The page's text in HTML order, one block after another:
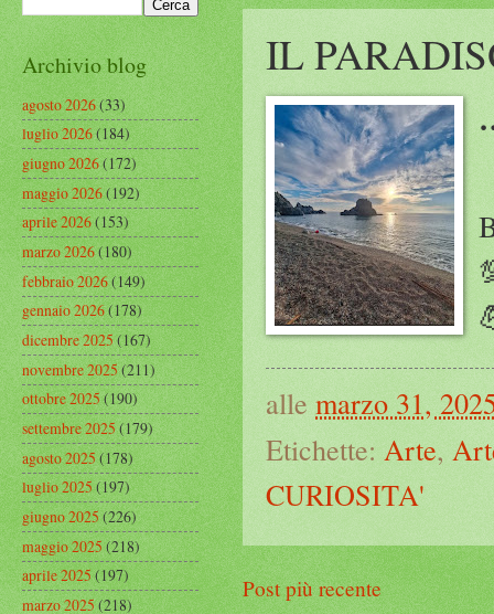
IL
alle marzo 31,
Etichette: Arte,
CURIOSITA'
Post più recente
Archivio blog
agosto 2026(33)
luglio 2026(184)
giugno 2026(172)
maggio 2026(192)
aprile 2026(153)
marzo 2026(180)
febbraio 2026(149)
gennaio 2026(178)
dicembre 2025(167)
novembre 2025(211)
ottobre 2025(190)
settembre 2025(179)
agosto 2025(178)
luglio 2025(197)
giugno 2025(226)
maggio 2025(218)
aprile 2025(197)
marzo 2025(218)